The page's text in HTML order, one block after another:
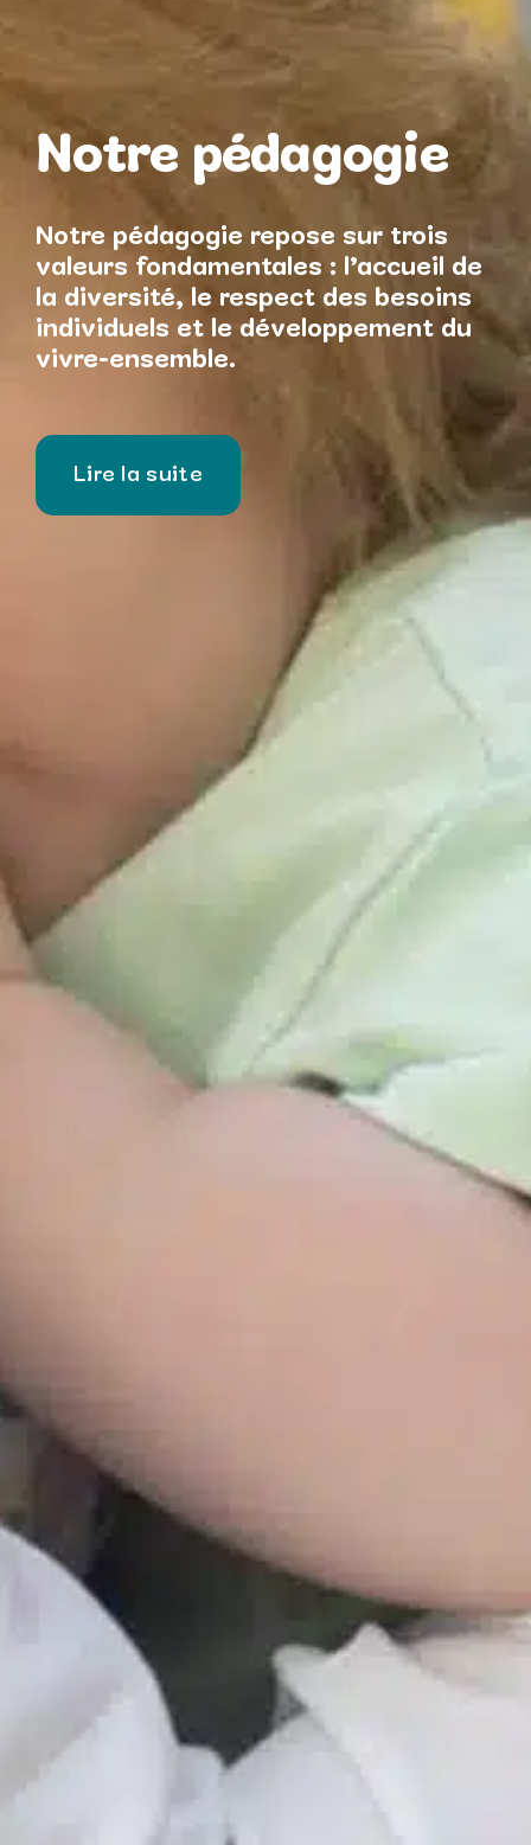
Notre pédagogie
Notre pédagogie repose sur trois
valeurs fondamentales : l’accueil de
la diversité, le respect des besoins
individuels et le développement du
vivre-ensemble.
Lire la suite